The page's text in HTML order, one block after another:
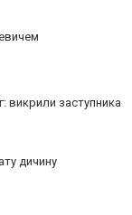
викрили заступника
дичину